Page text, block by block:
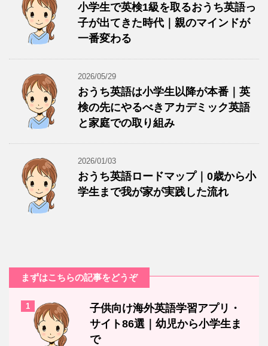
小学生で英検1級を取るおうち英語っ
子が出てきた時代｜親のマインドが
一番変わる
2026/05/29
おうち英語は小学生以降が本番｜英
検の先にやるべきアカデミック英語
と家庭での取り組み
2026/01/03
おうち英語ロードマップ｜0歳から小
学生まで我が家が実践した流れ
まずはこちらの記事をどうぞ
1
子供向け海外英語学習アプリ・
サイト86選｜幼児から小学生ま
で